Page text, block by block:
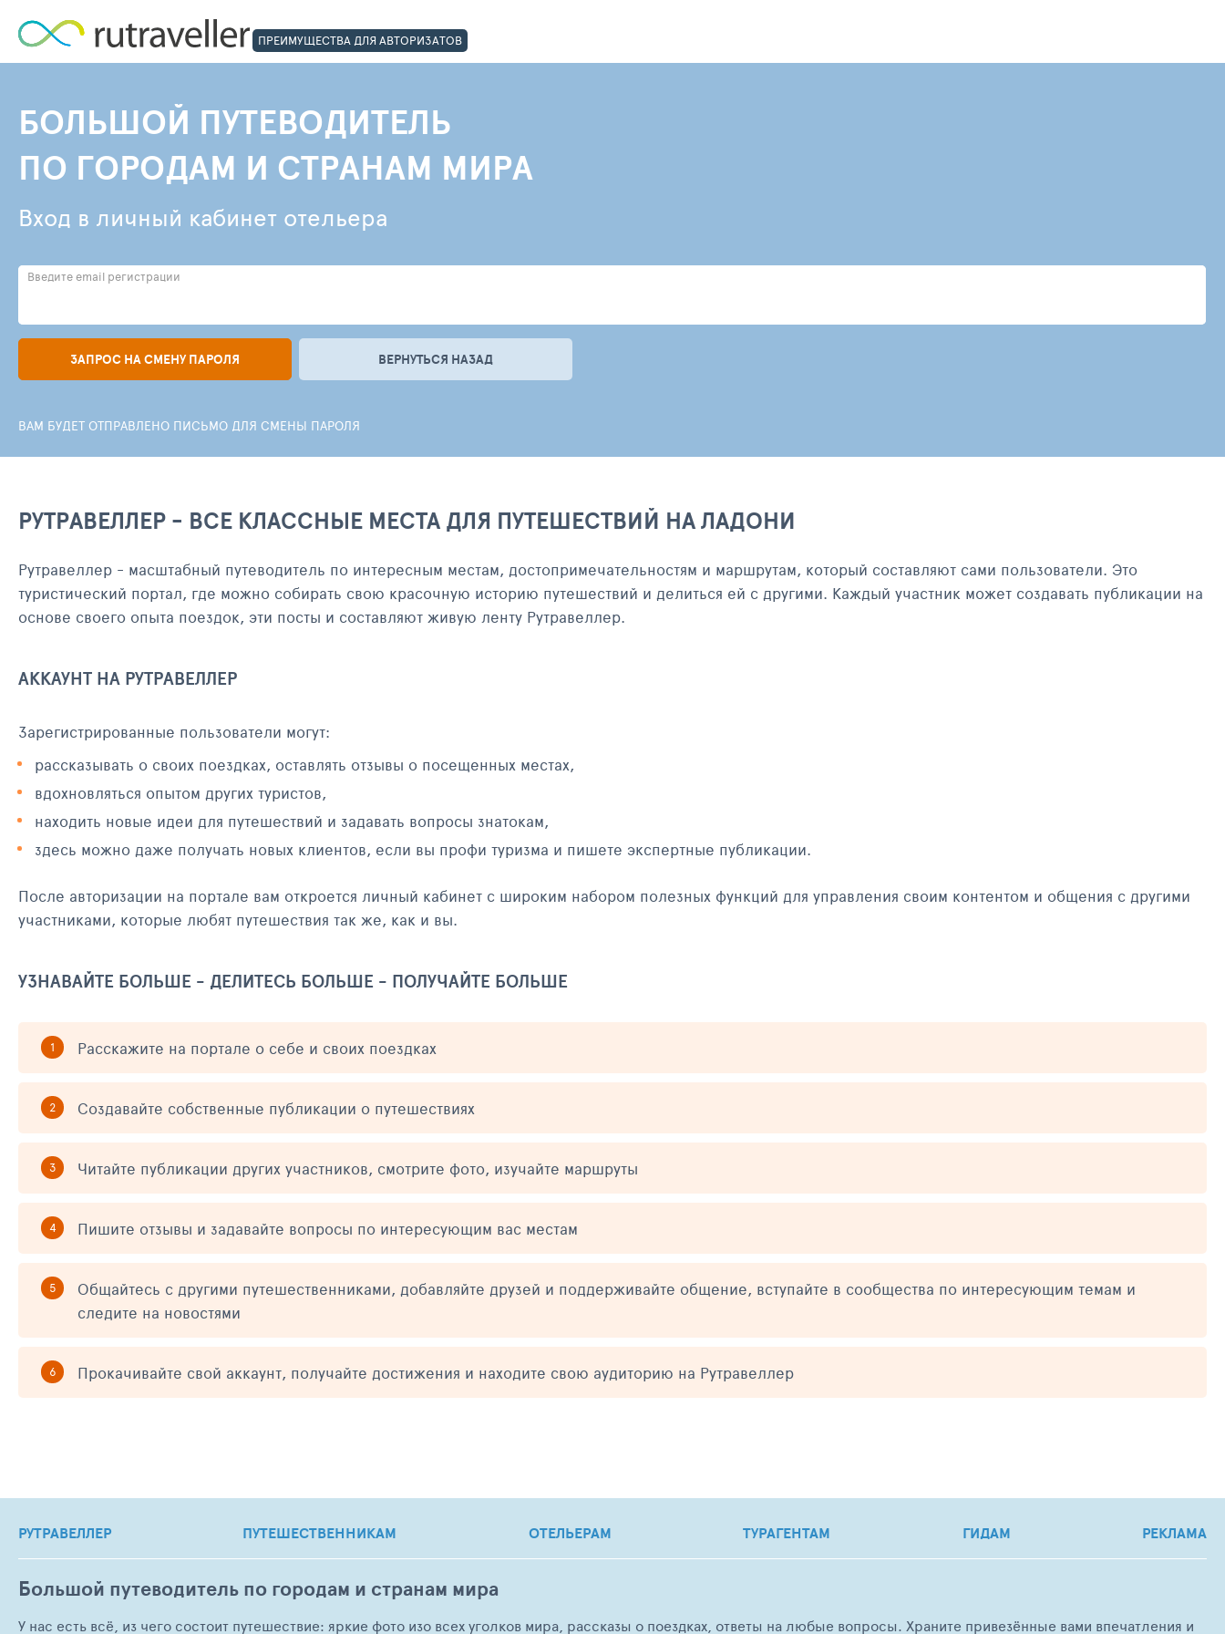
ПРЕИМУЩЕСТВА ДЛЯ АВТОРИЗАТОВ
БОЛЬШОЙ ПУТЕВОДИТЕЛЬ
ПО ГОРОДАМ И СТРАНАМ МИРА
Вход в личный кабинет отельера
Введите email регистрации
ЗАПРОС НА СМЕНУ ПАРОЛЯ ВЕРНУТЬСЯ НАЗАД
ВАМ БУДЕТ ОТПРАВЛЕНО ПИСЬМО ДЛЯ СМЕНЫ ПАРОЛЯ
РУТРАВЕЛЛЕР - ВСЕ КЛАССНЫЕ МЕСТА ДЛЯ ПУТЕШЕСТВИЙ НА ЛАДОНИ
Рутравеллер - масштабный путеводитель по интересным местам, достопримечательностям и маршрутам, который составляют сами пользователи. Это
туристический портал, где можно собирать свою красочную историю путешествий и делиться ей с другими. Каждый участник может создавать публикации на
основе своего опыта поездок, эти посты и составляют живую ленту Рутравеллер.
АККАУНТ НА РУТРАВЕЛЛЕР
Зарегистрированные пользователи могут:
рассказывать о своих поездках, оставлять отзывы о посещенных местах,
вдохновляться опытом других туристов,
находить новые идеи для путешествий и задавать вопросы знатокам,
здесь можно даже получать новых клиентов, если вы профи туризма и пишете экспертные публикации.
После авторизации на портале вам откроется личный кабинет с широким набором полезных функций для управления своим контентом и общения с другими
участниками, которые любят путешествия так же, как и вы.
УЗНАВАЙТЕ БОЛЬШЕ - ДЕЛИТЕСЬ БОЛЬШЕ - ПОЛУЧАЙТЕ БОЛЬШЕ
Расскажите на портале о себе и своих поездках
Создавайте собственные публикации о путешествиях
Читайте публикации других участников, смотрите фото, изучайте маршруты
Пишите отзывы и задавайте вопросы по интересующим вас местам
Общайтесь с другими путешественниками, добавляйте друзей и поддерживайте общение, вступайте в сообщества по интересующим темам и
следите на новостями
Прокачивайте свой аккаунт, получайте достижения и находите свою аудиторию на Рутравеллер
РУТРАВЕЛЛЕР ПУТЕШЕСТВЕННИКАМ ОТЕЛЬЕРАМ ТУРАГЕНТАМ ГИДАМ РЕКЛАМА
Большой путеводитель по городам и странам мира
У нас есть всё, из чего состоит путешествие: яркие фото изо всех уголков мира, рассказы о поездках, ответы на любые вопросы. Храните привезённые вами впечатления и